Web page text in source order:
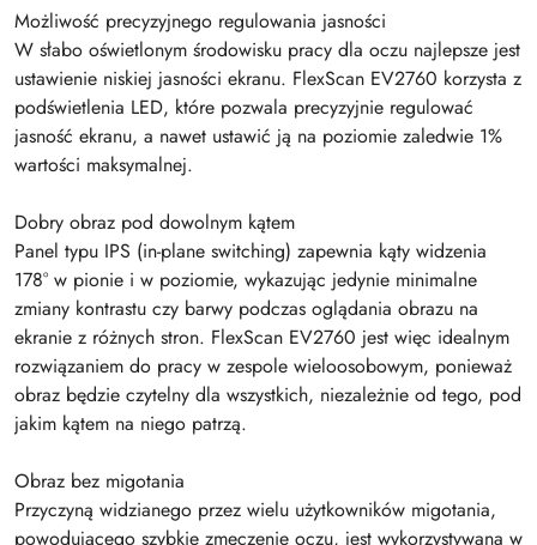
Możliwość precyzyjnego regulowania jasności
W słabo oświetlonym środowisku pracy dla oczu najlepsze jest
ustawienie niskiej jasności ekranu. FlexScan EV2760 korzysta z
podświetlenia LED, które pozwala precyzyjnie regulować
jasność ekranu, a nawet ustawić ją na poziomie zaledwie 1%
wartości maksymalnej.
Dobry obraz pod dowolnym kątem
Panel typu IPS (in-plane switching) zapewnia kąty widzenia
178° w pionie i w poziomie, wykazując jedynie minimalne
zmiany kontrastu czy barwy podczas oglądania obrazu na
ekranie z różnych stron. FlexScan EV2760 jest więc idealnym
rozwiązaniem do pracy w zespole wieloosobowym, ponieważ
obraz będzie czytelny dla wszystkich, niezależnie od tego, pod
jakim kątem na niego patrzą.
Obraz bez migotania
Przyczyną widzianego przez wielu użytkowników migotania,
powodującego szybkie zmęczenie oczu, jest wykorzystywana w